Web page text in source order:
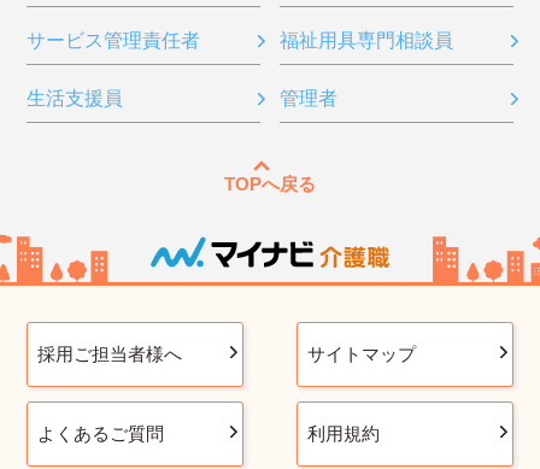
サービス管理責任者 福祉用具専門相談員
生活支援員 管理者
TOPへ戻る
採用ご担当者様へ サイトマップ
よくあるご質問 利用規約